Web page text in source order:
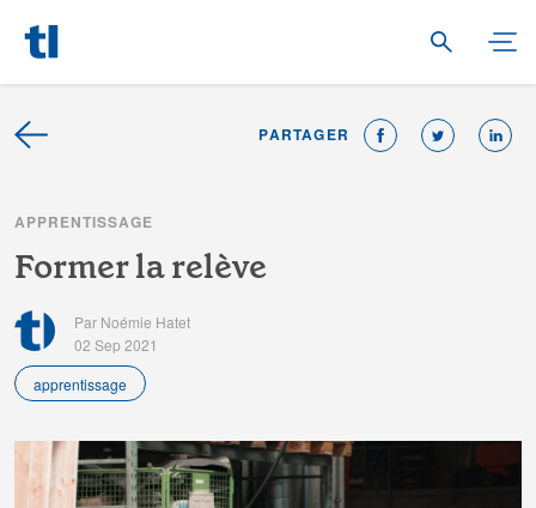
PARTAGER
APPRENTISSAGE
Formerlarelève
Par Noémie Hatet
02 Sep 2021
apprentissage